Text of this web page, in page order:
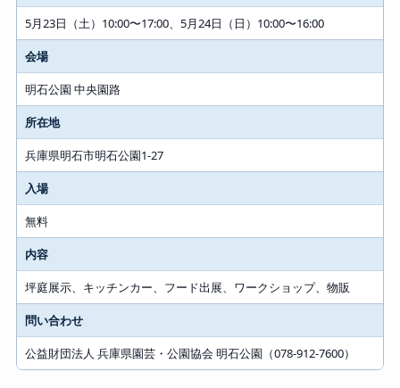
5月23日（土）10:00〜17:00、5月24日（日）10:00〜16:00
会場
明石公園 中央園路
所在地
兵庫県明石市明石公園1-27
入場
無料
内容
坪庭展示、キッチンカー、フード出展、ワークショップ、物販
問い合わせ
公益財団法人 兵庫県園芸・公園協会 明石公園（078-912-7600）